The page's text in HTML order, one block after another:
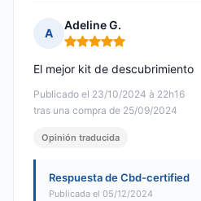
A
Adeline G.
Nota: 5 de 5
Publicado el 23/10/2024 à 22h16
tras una compra de 25/09/2024
El mejor kit de descubrimiento
Opinión traducida
Respuesta de Cbd-certified
Publicada el 05/12/2024